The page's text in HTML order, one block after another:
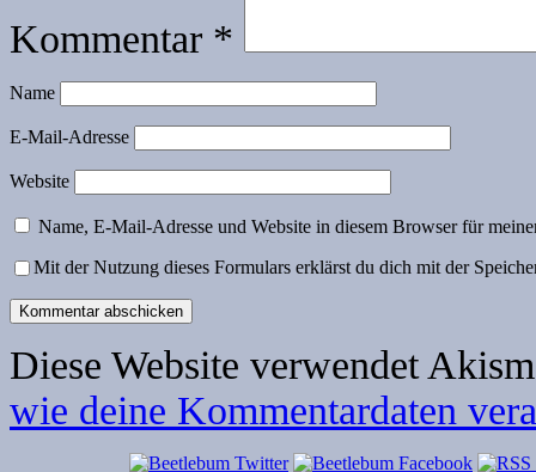
Kommentar *
Name
E-Mail-Adresse
Website
Name, E-Mail-Adresse und Website in diesem Browser für
Mit der Nutzung dieses Formulars erklärst du dich mit der
Diese Website verwendet
wie deine Kommentardaten